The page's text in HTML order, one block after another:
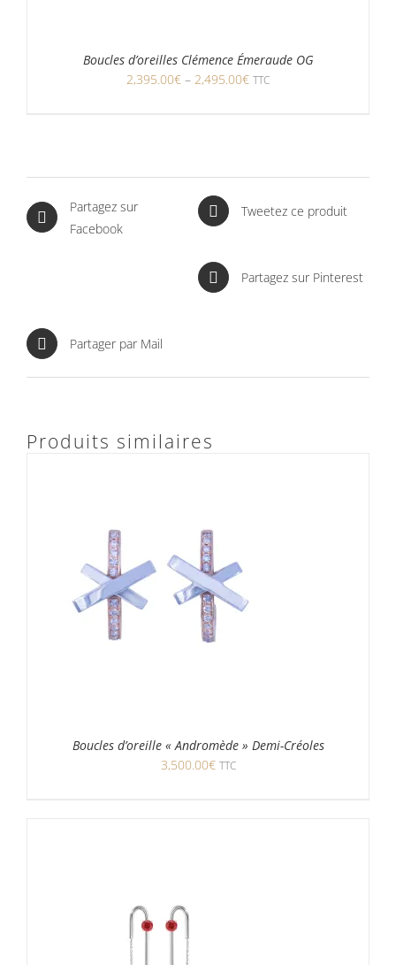
Boucles d’oreilles Clémence Émeraude OG
2,395.00€ – 2,495.00€ TTC
Partagez sur
Facebook
Tweetez ce produit
Partagez sur Pinterest
Partager par Mail
Produits similaires
Boucles d’oreille « Andromède » Demi-Créoles
3,500.00€ TTC